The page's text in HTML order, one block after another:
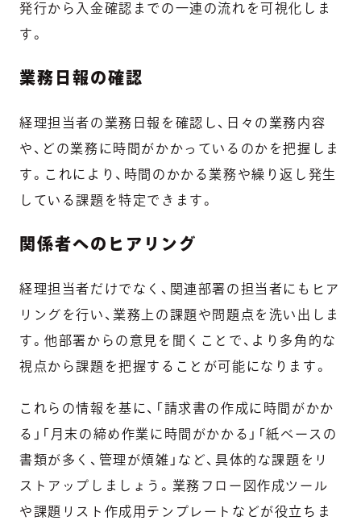
発行から入金確認までの一連の流れを可視化しま
す。
業務日報の確認
経理担当者の業務日報を確認し、日々の業務内容
や、どの業務に時間がかかっているのかを把握しま
す。これにより、時間のかかる業務や繰り返し発生
している課題を特定できます。
関係者へのヒアリング
経理担当者だけでなく、関連部署の担当者にもヒア
リングを行い、業務上の課題や問題点を洗い出しま
す。他部署からの意見を聞くことで、より多角的な
視点から課題を把握することが可能になります。
これらの情報を基に、「請求書の作成に時間がかか
る」「月末の締め作業に時間がかかる」「紙ベースの
書類が多く、管理が煩雑」など、具体的な課題をリ
ストアップしましょう。業務フロー図作成ツール
や課題リスト作成用テンプレートなどが役立ちま